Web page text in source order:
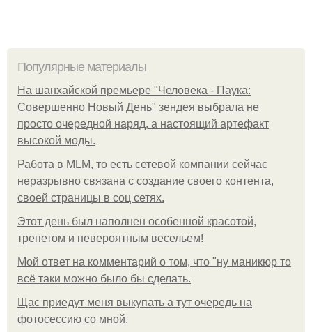
Популярные материалы
На шанхайской премьере "Человека - Паука:
Совершенно Новый День" зендея выбрала не
просто очередной наряд, а настоящий артефакт
высокой моды.
Работа в MLM, то есть сетевой компании сейчас
неразрывно связана с создание своего контента,
своей страницы в соц сетях.
Этот день был наполнен особенной красотой,
трепетом и невероятным весельем!
Мой ответ на комментарий о том, что "ну маникюр то
всё таки можно было бы сделать.
Щас приедут меня выкупать а тут очередь на
фотосессию со мной.